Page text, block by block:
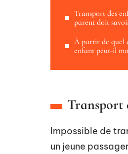
Transport des
parent doit
À partir de quel
enfant peut-il
Transport
Impossible de
un jeune